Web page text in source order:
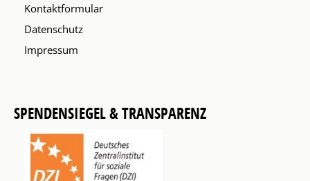
Kontaktformular
Datenschutz
Impressum
SPENDENSIEGEL & TRANSPARENZ